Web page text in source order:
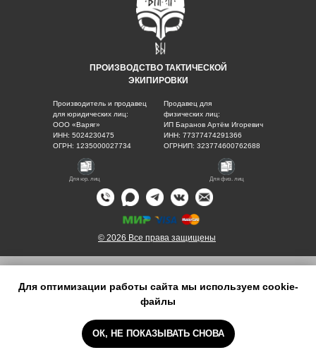
Для оптимизации работы сайта мы используем cookie-
файлы
ОК, НЕ ПОКАЗЫВАТЬ СНОВА
КАТАЛОГ МАГАЗИНЫ
ПРОИЗВОДСТВО ТАКТИЧЕСКОЙ
ЭКИПИРОВКИ
Производитель и продавец
для юридических лиц:
ООО «Варяг»
ИНН: 5024230475
ОГРН: 1235000027734
Продавец для
физических лиц:
ИП Баранов Артём Игоревич
ИНН: 77377474291366
ОГРНИП: 323774600762688
© 2026 Все права защищены
Для юр. лиц Для физ. лиц